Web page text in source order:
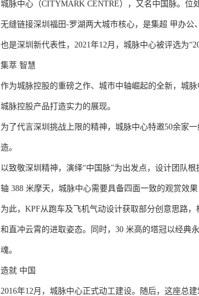
城脉中心（CITYMARK CENTRE），又名中国脉。
无缝链接深圳福田-罗湖两大城市核心，是集超 甲办公
也是深圳新代表性，2021年12月，城脉中心被评选为
集萃 智慧
作为城脉控股的重磅之作、城市中轴崛起的全新，城
城脉控股产品打造实力的展现。
为了代言深圳挑战上限的精神，城脉中心特邀50余家
造。
以致敬深圳精神，演绎“中国脉”为出发点，设计团队
轴 388 米摩天，城脉中心需要具备四面一致的观赏效
为此，KPF从跑车及飞机气动设计获取部分创意思路
和直冲云霄的进取姿态。同时，30 米高的塔冠以经典
魂。
造就 中国
2016年12月，城脉中心正式动工建设。随后，这座总